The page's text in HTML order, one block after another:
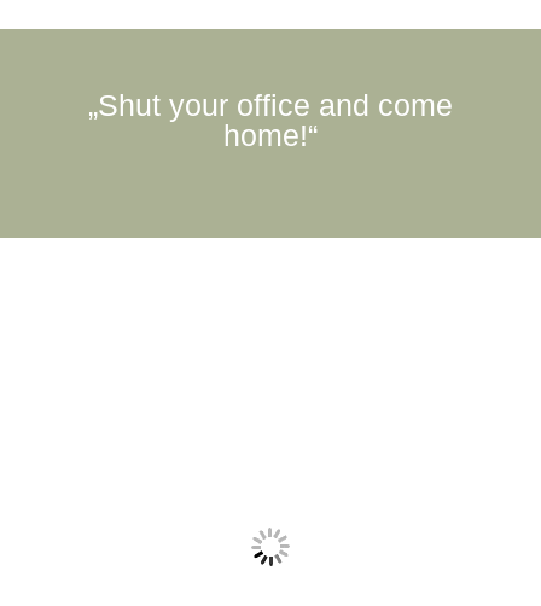
„Shut your office and come
home!“